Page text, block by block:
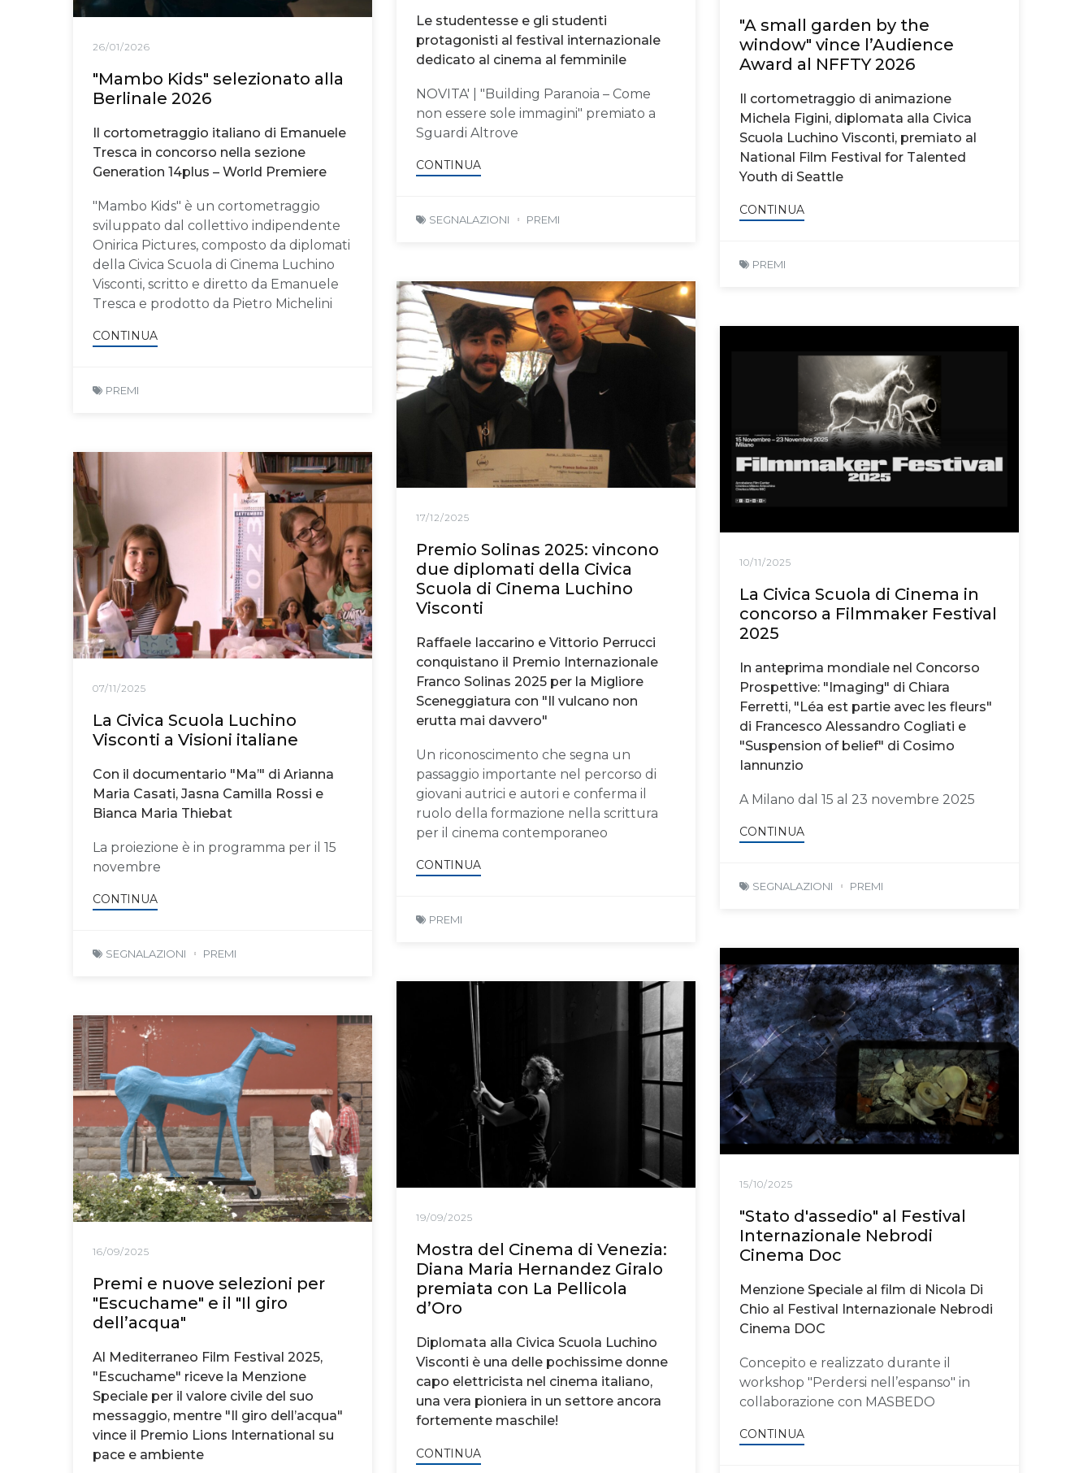
Le studentesse e gli studenti
protagonisti al festival internazionale
dedicato al cinema al femminile
NOVITA' | "Building Paranoia – Come
non essere sole immagini" premiato a
Sguardi Altrove
CONTINUA
SEGNALAZIONI PREMI
"A small garden by the
window" vince l’Audience
Award al NFFTY 2026
Il cortometraggio di animazione
Michela Figini, diplomata alla Civica
Scuola Luchino Visconti, premiato al
National Film Festival for Talented
Youth di Seattle
CONTINUA
PREMI
26/01/2026
"Mambo Kids" selezionato alla
Berlinale 2026
Il cortometraggio italiano di Emanuele
Tresca in concorso nella sezione
Generation 14plus – World Premiere
"Mambo Kids" è un cortometraggio
sviluppato dal collettivo indipendente
Onirica Pictures, composto da diplomati
della Civica Scuola di Cinema Luchino
Visconti, scritto e diretto da Emanuele
Tresca e prodotto da Pietro Michelini
CONTINUA
PREMI
17/12/2025
Premio Solinas 2025: vincono
due diplomati della Civica
Scuola di Cinema Luchino
Visconti
Raffaele Iaccarino e Vittorio Perrucci
conquistano il Premio Internazionale
Franco Solinas 2025 per la Migliore
Sceneggiatura con "Il vulcano non
erutta mai davvero"
Un riconoscimento che segna un
passaggio importante nel percorso di
giovani autrici e autori e conferma il
ruolo della formazione nella scrittura
per il cinema contemporaneo
CONTINUA
PREMI
10/11/2025
La Civica Scuola di Cinema in
concorso a Filmmaker Festival
2025
In anteprima mondiale nel Concorso
Prospettive: "Imaging" di Chiara
Ferretti, "Léa est partie avec les fleurs"
di Francesco Alessandro Cogliati e
"Suspension of belief" di Cosimo
Iannunzio
A Milano dal 15 al 23 novembre 2025
CONTINUA
SEGNALAZIONI PREMI
07/11/2025
La Civica Scuola Luchino
Visconti a Visioni italiane
Con il documentario "Ma’" di Arianna
Maria Casati, Jasna Camilla Rossi e
Bianca Maria Thiebat
La proiezione è in programma per il 15
novembre
CONTINUA
SEGNALAZIONI PREMI
15/10/2025
"Stato d'assedio" al Festival
Internazionale Nebrodi
Cinema Doc
Menzione Speciale al film di Nicola Di
Chio al Festival Internazionale Nebrodi
Cinema DOC
Concepito e realizzato durante il
workshop "Perdersi nell’espanso" in
collaborazione con MASBEDO
CONTINUA
19/09/2025
Mostra del Cinema di Venezia:
Diana Maria Hernandez Giralo
premiata con La Pellicola
d’Oro
Diplomata alla Civica Scuola Luchino
Visconti è una delle pochissime donne
capo elettricista nel cinema italiano,
una vera pioniera in un settore ancora
fortemente maschile!
CONTINUA
16/09/2025
Premi e nuove selezioni per
"Escuchame" e il "Il giro
dell’acqua"
Al Mediterraneo Film Festival 2025,
"Escuchame" riceve la Menzione
Speciale per il valore civile del suo
messaggio, mentre "Il giro dell’acqua"
vince il Premio Lions International su
pace e ambiente